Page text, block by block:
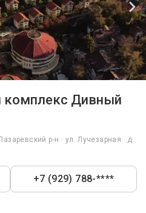
комплекс Дивный
р-н · ул. Лучезарная · д.
+7 (929) 788-****